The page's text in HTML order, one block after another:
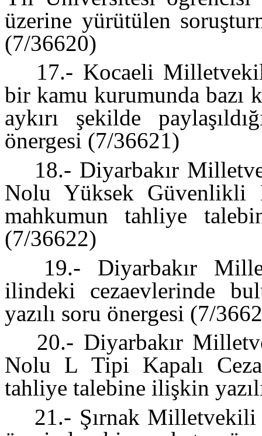
üzerine yürütülen
(7/36620)
17.- Kocaeli
bir kamu kurumunda
aykırı şekilde
önergesi (7/36621)
18.- Diyarbakır
Nolu Yüksek Güvenlikli
mahkumun tahliye
(7/36622)
19.- Diyarbakır
ilindeki cezaevlerinde
yazılı soru önergesi (7/
20.- Diyarbakır
Nolu L Tipi Kapalı
tahliye talebine ilişkin
21.- Şırnak Milletvekili